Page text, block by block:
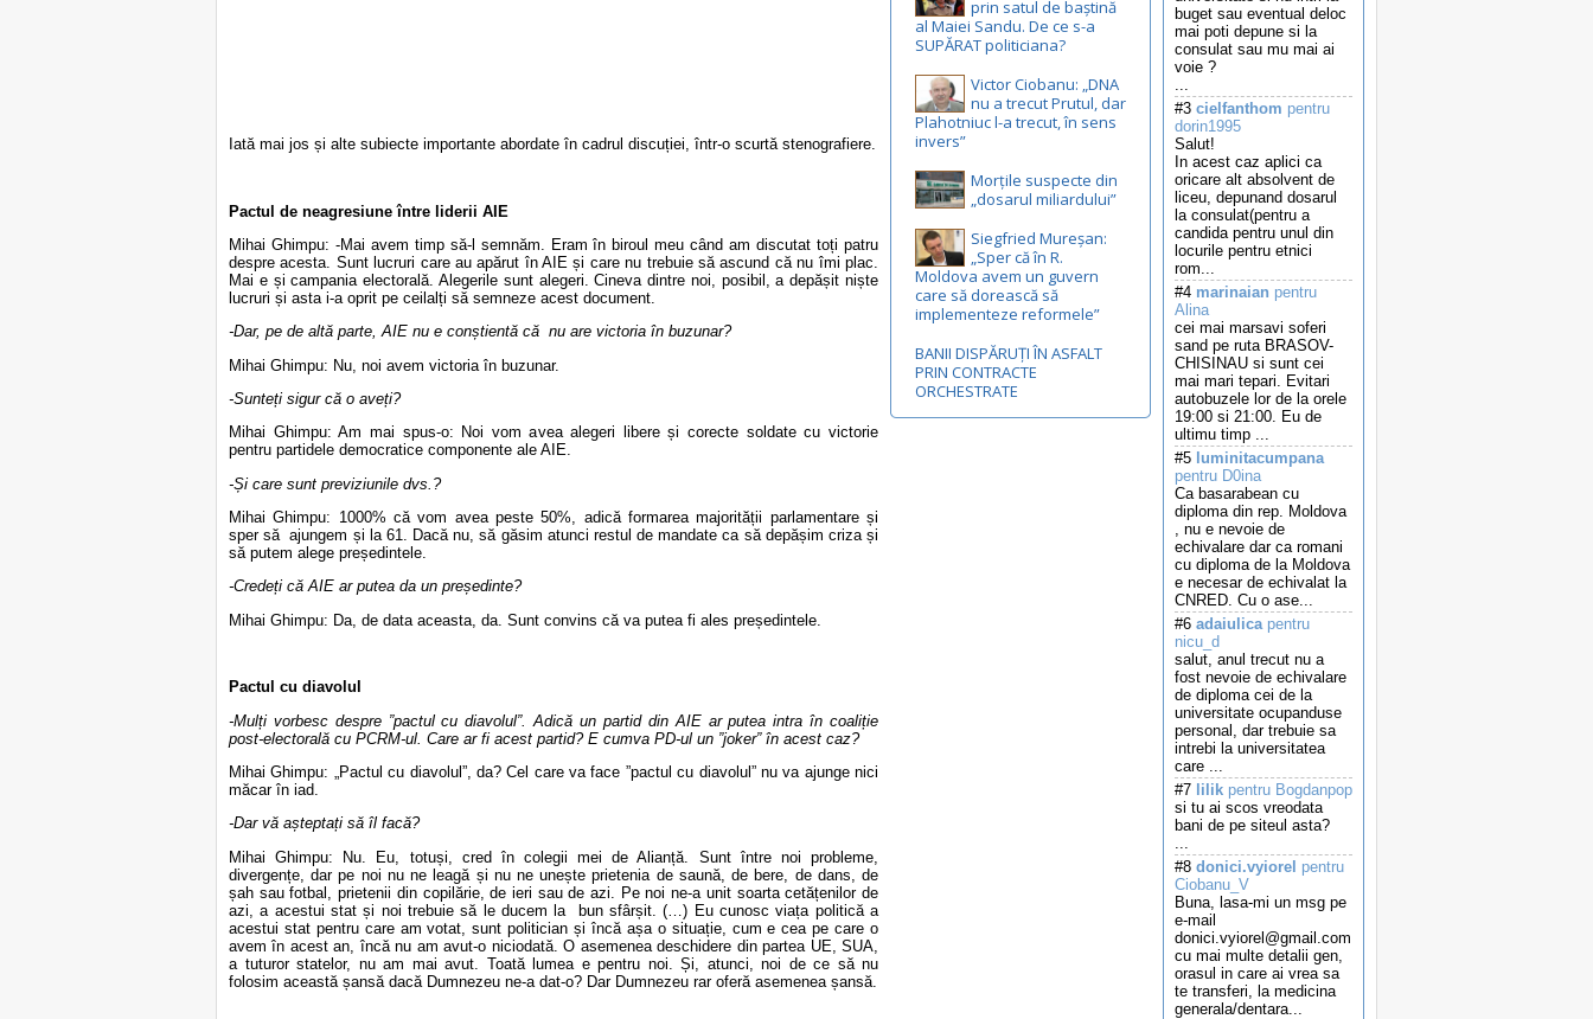
Iată mai jos și alte subiecte importante abordate în cadrul discuției, într-o scurtă stenografiere.
Pactul de neagresiune între liderii AIE
Mihai Ghimpu: -Mai avem timp să-l semnăm. Eram în biroul meu când am discutat toți patru
despre acesta. Sunt lucruri care au apărut în AIE și care nu trebuie să ascund că nu îmi plac.
Mai e și campania electorală. Alegerile sunt alegeri. Cineva dintre noi, posibil, a depășit niște
lucruri și asta i-a oprit pe ceilalți să semneze acest document.
-Dar, pe de altă parte, AIE nu e conștientă că nu are victoria în buzunar?
Mihai Ghimpu: Nu, noi avem victoria în buzunar.
-Sunteți sigur că o aveți?
Mihai Ghimpu: Am mai spus-o: Noi vom avea alegeri libere și corecte soldate cu victorie
pentru partidele democratice componente ale AIE.
-Și care sunt previziunile dvs.?
Mihai Ghimpu: 1000% că vom avea peste 50%, adică formarea majorității parlamentare și
sper să ajungem și la 61. Dacă nu, să găsim atunci restul de mandate ca să depășim criza și
să putem alege președintele.
-Credeți că AIE ar putea da un președinte?
Mihai Ghimpu: Da, de data aceasta, da. Sunt convins că va putea fi ales președintele.
Pactul cu diavolul
-Mulți vorbesc despre ”pactul cu diavolul”. Adică un partid din AIE ar putea intra în coaliție
post-electorală cu PCRM-ul. Care ar fi acest partid? E cumva PD-ul un ”joker” în acest caz?
Mihai Ghimpu: „Pactul cu diavolul”, da? Cel care va face ”pactul cu diavolul” nu va ajunge nici
măcar în iad.
-Dar vă așteptați să îl facă?
Mihai Ghimpu: Nu. Eu, totuși, cred în colegii mei de Alianță. Sunt între noi probleme,
divergențe, dar pe noi nu ne leagă și nu ne unește prietenia de saună, de bere, de dans, de
șah sau fotbal, prietenii din copilărie, de ieri sau de azi. Pe noi ne-a unit soarta cetățenilor de
azi, a acestui stat și noi trebuie să le ducem la bun sfârșit. (…) Eu cunosc viața politică a
acestui stat pentru care am votat, sunt politician și încă așa o situație, cum e cea pe care o
avem în acest an, încă nu am avut-o niciodată. O asemenea deschidere din partea UE, SUA,
a tuturor statelor, nu am mai avut. Toată lumea e pentru noi. Și, atunci, noi de ce să nu
folosim această șansă dacă Dumnezeu ne-a dat-o? Dar Dumnezeu rar oferă asemenea șansă.
buget sau eventual deloc
mai poti depune si la
consulat sau mu mai ai
voie ?
...
#3 cielfanthom pentru
dorin1995
Salut!
In acest caz aplici ca
oricare alt absolvent de
liceu, depunand dosarul
la consulat(pentru a
candida pentru unul din
locurile pentru etnici
rom...
#4 marinaian pentru
Alina
cei mai marsavi soferi
sand pe ruta BRASOV-
CHISINAU si sunt cei
mai mari tepari. Evitari
autobuzele lor de la orele
19:00 si 21:00. Eu de
ultimu timp ...
#5 luminitacumpana
pentru D0ina
Ca basarabean cu
diploma din rep. Moldova
, nu e nevoie de
echivalare dar ca romani
cu diploma de la Moldova
e necesar de echivalat la
CNRED. Cu o ase...
#6 adaiulicapentru
nicu_d
salut, anul trecut nu a
fost nevoie de echivalare
de diploma cei de la
universitate ocupanduse
personal, dar trebuie sa
intrebi la universitatea
care ...
#7 lilik pentru Bogdanpop
si tu ai scos vreodata
bani de pe siteul asta?
...
#8 donici.vyiorel pentru
Ciobanu_V
Buna, lasa-mi un msg pe
e-mail
donici.vyiorel@gmail.com
cu mai multe detalii gen,
orasul in care ai vrea sa
te transferi, la medicina
generala/dentara...
prin satul de baștină
al Maiei Sandu. De ce s-a
SUPĂRAT politiciana?
Victor Ciobanu: „DNA
nu a trecut Prutul, dar
Plahotniuc l-a trecut, în sens
invers”
Morțile suspecte din
„dosarul miliardului”
Siegfried Mureșan:
„Sper că în R.
Moldova avem un guvern
care să dorească să
implementeze reformele”
BANII DISPĂRUȚI ÎN ASFALT
PRIN CONTRACTE
ORCHESTRATE